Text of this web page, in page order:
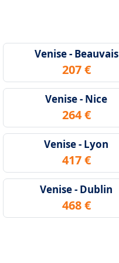
Venise - Beauvais
207 €
Venise - Nice
264 €
Venise - Lyon
417 €
Venise - Dublin
468 €